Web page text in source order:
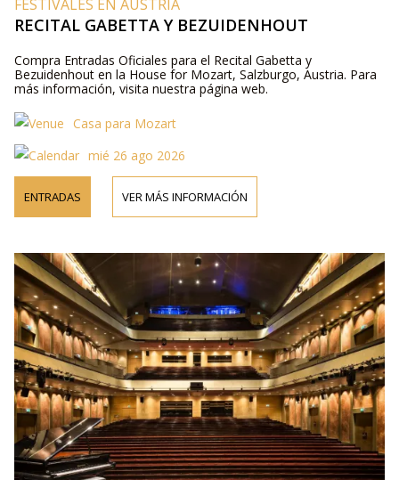
FESTIVALES EN AUSTRIA
RECITAL GABETTA Y BEZUIDENHOUT
Compra Entradas Oficiales para el Recital Gabetta y
Bezuidenhout en la House for Mozart, Salzburgo, Austria. Para
más información, visita nuestra página web.
Casa para Mozart
mié 26 ago 2026
ENTRADAS VER MÁS INFORMACIÓN